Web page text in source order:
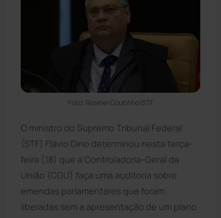
Foto: Rosinei Coutinho/STF
O ministro do Supremo Tribunal Federal
(STF) Flávio Dino determinou nesta terça-
feira (18) que a Controladoria-Geral da
União (CGU) faça uma auditoria sobre
emendas parlamentares que foram
liberadas sem a apresentação de um plano